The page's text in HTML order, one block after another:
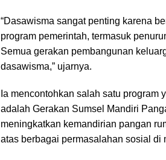
“Dasawisma sangat penting karena
program pemerintah, termasuk
Semua gerakan pembangunan
dasawisma,” ujarnya.
Ia mencontohkan salah satu program
adalah Gerakan Sumsel Mandiri
meningkatkan kemandirian pangan
atas berbagai permasalahan sosial di